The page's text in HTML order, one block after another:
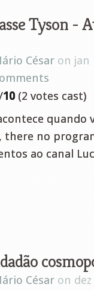
Tyson -
César on jan
10 (2 votes cast)
quando
there no
ao canal
César on